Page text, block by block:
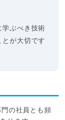
学ぶべき技術
が大切です
の社員とも頻